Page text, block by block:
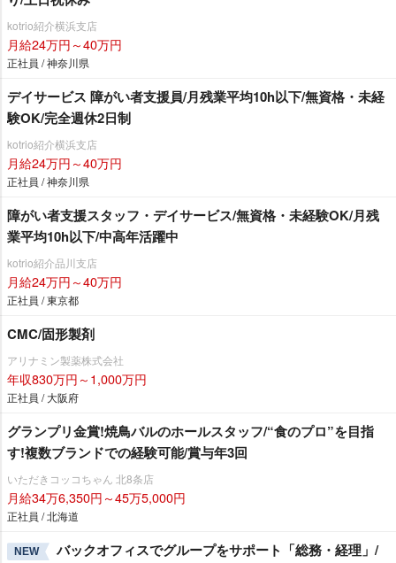
kotrio紹介横浜支店
月給24万円～40万円
正社員 / 神奈川県
デイサービス 障がい者支援員/月残業平均10h以下/無資格・未経
験OK/完全週休2日制
kotrio紹介横浜支店
月給24万円～40万円
正社員 / 神奈川県
障がい者支援スタッフ・デイサービス/無資格・未経験OK/月残
業平均10h以下/中高年活躍中
kotrio紹介品川支店
月給24万円～40万円
正社員 / 東京都
CMC/固形製剤
アリナミン製薬株式会社
年収830万円～1,000万円
正社員 / 大阪府
グランプリ金賞!焼鳥バルのホールスタッフ/“食のプロ”を目指
す!複数ブランドでの経験可能/賞与年3回
いただきコッコちゃん 北8条店
月給34万6,350円～45万5,000円
正社員 / 北海道
NEW
バックオフィスでグループをサポート「総務・経理」/